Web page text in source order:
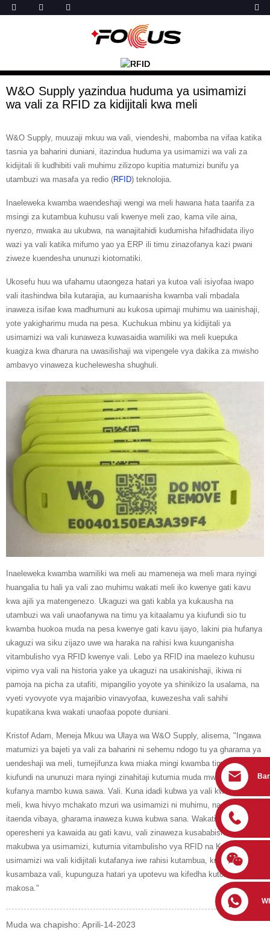
W&O Supply yazindua huduma ya usimamizi
wa vali za RFID za kidijitali kwa meli
W&O Supply, muuzaji mkuu wa vali, viendeshi, mabomba na vifaa katika
tasnia ya baharini duniani, itazindua huduma ya usimamizi wa vali za
kidijitali ili kudhibiti vali muhimu zilizopo kupitia matumizi bunifu ya
utambuzi wa masafa ya redio (RFID) teknolojia.
Inaeleweka kwamba waendeshaji wengi wa meli hawana hata taarifa za
msingi za kutambua kuhusu vali kwenye meli zao, kama vile aina,
nyenzo, mwaka au ukubwa, na wanajitahidi kudumisha hifadhidata iliyo
wazi ya vali katika mifumo yao ya ERP ili timu zinazofanya kazi pwani
ziweze kuendesha ununuzi kiotomatiki.
Ukosefu huu wa ufahamu utaongeza hatari ya kutoa vali isiyofaa iwapo
vali itashindwa bila kutarajia, au kumaanisha kwamba vali mbadala
inaweza isifae kwa madhumuni au kukosa upimaji muhimu wa uainishaji,
yote yakigharimu muda na pesa. Kuchukua mbinu ya kidijitali ya
usimamizi wa vali kunaweza kuwasaidia wamiliki wa meli kuepuka
kuagiza kwa dharura na uwasilishaji wa vipengele vya dakika za mwisho
ambavyo vinaweza kuchelewesha shughuli.
Inaeleweka kwamba wamiliki wa meli au mameneja wa meli mara nyingi
huangalia tu hali ya vali zao muhimu wakati meli iko kwenye gati kavu
kwa ajili ya matengenezo. Ukaguzi wa gati kabla ya kukausha na
utambuzi wa vali unaofanywa na timu ya kitaalamu ya kiufundi sio tu
kwamba huokoa muda na pesa kwenye gati kavu ijayo, lakini pia hufanya
ukaguzi wa siku zijazo uwe wa haraka na rahisi kwa kuunganisha
vitambulisho vya RFID kwenye vali. Lebo ya RFID ina maelezo kuhusu
vipimo vya vali na historia yake ya ukaguzi na usakinishaji, ikiwa ni
pamoja na picha za utafiti, mipangilio yoyote ya shinikizo la usalama, na
vyeti vyovyote vya majaribio vinavyofaa, kuwezesha vali sahihi
kupatikana kwa wakati unaofaa popote duniani.
Kristof Adam, Meneja Mkuu wa Ulaya wa W&O Supply, alisema, "Ingawa
matumizi ya bajeti ya vali za baharini ni sehemu ndogo tu ya gharama ya
uendeshaji wa meli, tumejifunza kwa miaka mingi kwamba timu za
kiufundi na ununuzi mara nyingi zinahitaji kutumia muda mwingi ili
kufanya mambo kuwa sawa. Vali. Kuna idadi kubwa ya vali kwenye kila
meli, kwa hivyo mchakato mzuri wa usimamizi ni muhimu, na ikiwa
itaenda vibaya, gharama inaweza kuwa kubwa sana. Wakati wa
operesheni ya kawaida au gati kavu, vali zinaweza kusababisha matatizo
makubwa ya usimamizi, kutumia vitambulisho vya RFID na Kuweka
usimamizi wa vali kidijitali kutafanya iwe rahisi kutambua, kuagiza na
kusambaza vali, kupunguza hatari ya upotevu wa kifedha kutokana na
makosa."
Muda wa chapisho: Aprili-14-2023